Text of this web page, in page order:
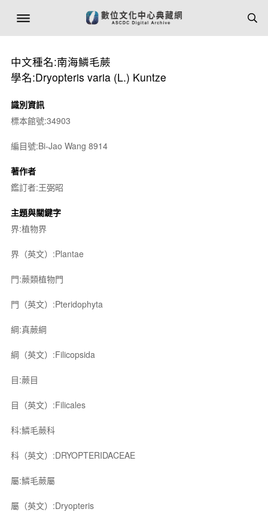
中文種名:南海鱗毛蕨
學名:Dryopteris varia (L.) Kuntze
識別資訊
標本館號:34903
編目號:Bi-Jao Wang 8914
著作者
鑑訂者:王弼昭
主題與關鍵字
界:植物界
界（英文）:Plantae
門:蕨類植物門
門（英文）:Pteridophyta
綱:真蕨綱
綱（英文）:Filicopsida
目:蕨目
目（英文）:Filicales
科:鱗毛蕨科
科（英文）:DRYOPTERIDACEAE
屬:鱗毛蕨屬
屬（英文）:Dryopteris